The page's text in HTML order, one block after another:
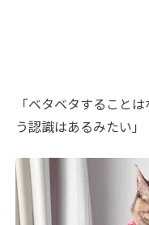
「ベタベタすること
う認識はあるみたい」